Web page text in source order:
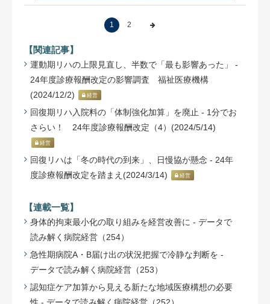
1 2
【関連記事】
運動期リハの上限見直し、半数で「最も影響あった」 -
24年度診療報酬改定の影響調査 福祉医療機構
(2024/12/2)
経営
回復期リハ入院料の「体制強化加算」を廃止 - 1分でお
さらい！ 24年度診療報酬改定（4）(2024/5/14)
経営
回復リハは「冬の時代の到来」、日慢協が懸念 - 24年
度診療報酬改定を踏まえ(2024/3/14)
経営
【連載一覧】
身体的拘束最小化の取り組みを経営改善に - データで
読み解く病院経営（254）
急性期病院A・B届け出の状況把握で冷静な判断を -
データで読み解く病院経営（253）
認知症ケア加算から見える新たな地域医療構想の必要